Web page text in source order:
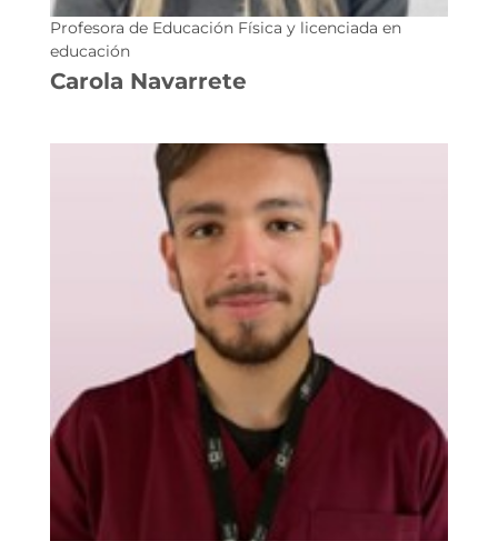
Profesora de Educación Física y licenciada en
educación
Carola Navarrete